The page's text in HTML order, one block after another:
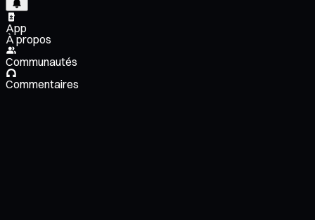
App
À propos
Communautés
Commentaires